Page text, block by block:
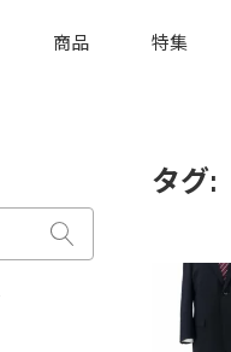
商品 特集
タグ: